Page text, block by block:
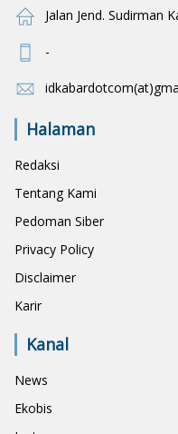
Jalan Jend. Sudirman
-
Halaman
Redaksi
Tentang Kami
Pedoman Siber
Privacy Policy
Disclaimer
Karir
Kanal
News
Ekobis